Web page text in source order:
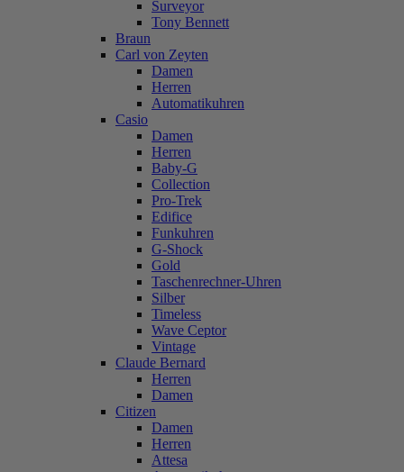
Surveyor
Tony Bennett
Braun
Carl von Zeyten
Damen
Herren
Automatikuhren
Casio
Damen
Herren
Baby-G
Collection
Pro-Trek
Edifice
Funkuhren
G-Shock
Gold
Taschenrechner-Uhren
Silber
Timeless
Wave Ceptor
Vintage
Claude Bernard
Herren
Damen
Citizen
Damen
Herren
Attesa